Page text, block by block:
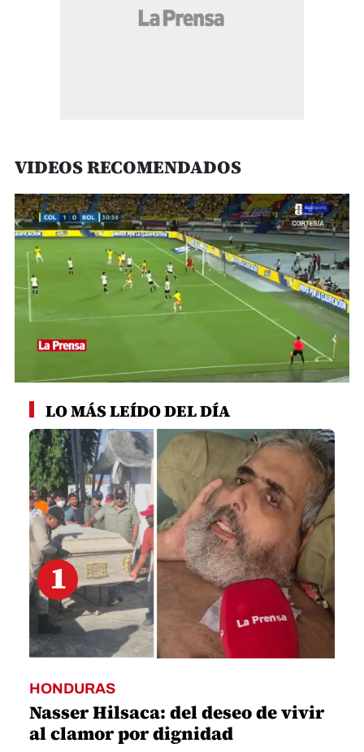
VIDEOS RECOMENDADOS
seconds
minute,
seconds
LO MÁS LEÍDO DEL DÍA
1
HONDURAS
Nasser Hilsaca: del deseo de vivir
al clamor por dignidad